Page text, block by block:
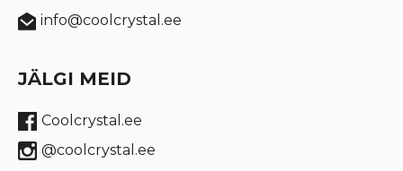
info@coolcrystal.ee
JÄLGI MEID
Coolcrystal.ee
@coolcrystal.ee